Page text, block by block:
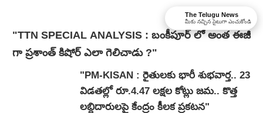
"TTN SPECIAL ANALYSIS : బంకీపూర్ లో అంత ఈజీ
గా ప్రశాంత్ కిషోర్ ఎలా గెలిచాడు ?"
"PM-KISAN : రైతులకు భారీ శుభవార్త.. 23
విడతల్లో రూ.4.47 లక్షల కోట్లు జమ.. కొత్త
లబ్ధిదారులపై కేంద్రం కీలక ప్రకటన"
The Telugu News
మీకు నచ్చిన సైటుగా ఎంచుకోండి